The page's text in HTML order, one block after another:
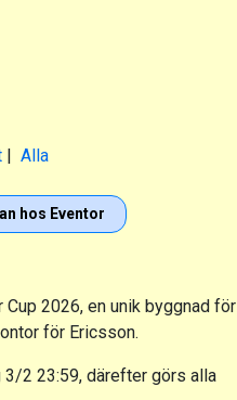
| Alla
hos Eventor
2026, en unik byggnad för
för Ericsson.
2 23:59, därefter görs alla